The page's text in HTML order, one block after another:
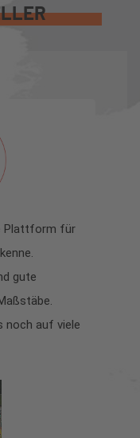
Plattform für
gute
noch auf viele